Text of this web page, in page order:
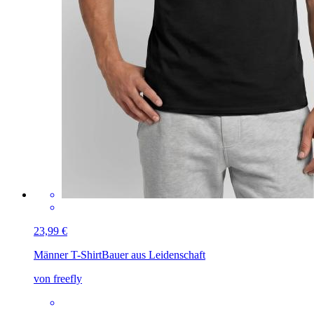
23,99 €
Männer T-ShirtBauer aus Leidenschaft
von freefly